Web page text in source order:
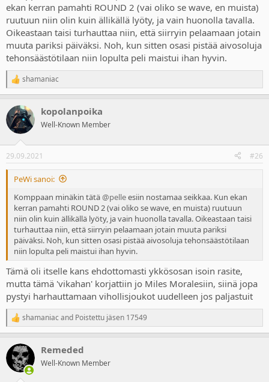
ekan kerran pamahti ROUND 2 (vai oliko se wave, en muista)
ruutuun niin olin kuin ällikällä lyöty, ja vain huonolla tavalla.
Oikeastaan taisi turhauttaa niin, että siirryin pelaamaan jotain
muuta pariksi päiväksi. Noh, kun sitten osasi pistää aivosoluja
tehonsäästötilaan niin lopulta peli maistui ihan hyvin.
R
e
c
t
i
s
:
shamaniac
kopolanpoika
Well-Known Member
29.09.2021 #26
PeWi sanoi:
Komppaan minäkin tätä@pelleesiin nostamaa seikkaa. Kun ekan
kerran pamahti ROUND 2 (vai oliko se wave, en muista) ruutuun
niin olin kuin ällikällä lyöty, ja vain huonolla tavalla. Oikeastaan taisi
turhauttaa niin, että siirryin pelaamaan jotain muuta pariksi
päiväksi. Noh, kun sitten osasi pistää aivosoluja tehonsäästötilaan
niin lopulta peli maistui ihan hyvin.
Tämä oli itselle kans ehdottomasti ykkösosan isoin rasite,
mutta tämä 'vikahan' korjattiin jo Miles Moralesiin, siinä jopa
pystyi harhauttamaan vihollisjoukot uudelleen jos paljastuit
R
e
c
t
i
shamaniacand Poistettu jäsen 17549
Remeded
Well-Known Member